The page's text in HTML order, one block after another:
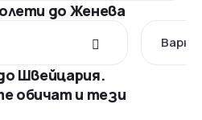
до Женева
Швейцария.
обичат и тези